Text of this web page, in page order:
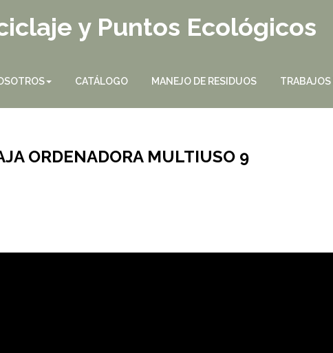
y Puntos Ecológicos
CATÁLOGO MANEJO DE RESIDUOS
ORDENADORA MULTIUSO 9